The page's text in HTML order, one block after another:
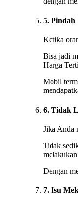
5. Pindah
Ketika
Bisa jadi
Harga
Mobil
6. Tidak
Jika Anda
Tidak
Dengan
7. Isu